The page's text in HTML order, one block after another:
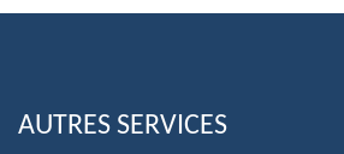
AUTRES SERVICES